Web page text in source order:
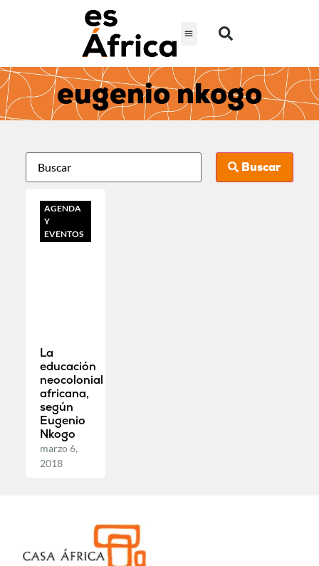
eugenio nkogo
Buscar
AGENDA
Y
EVENTOS
La
educación
neocolonial
africana,
según
Eugenio
Nkogo
marzo 6,
2018